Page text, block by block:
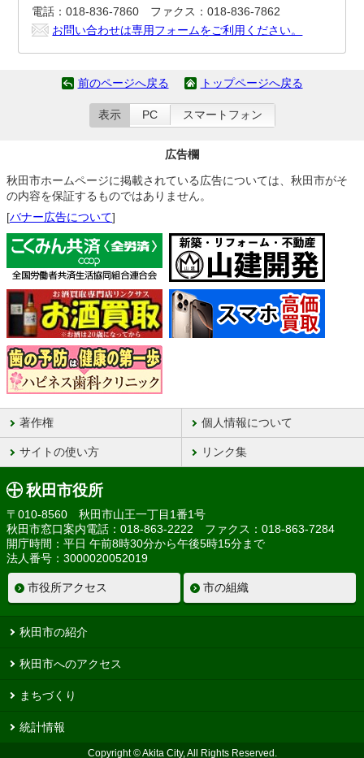
電話：018-836-7860 ファクス：018-836-7862
お問い合わせは専用フォームをご利用ください。
前のページへ戻る トップページへ戻る
表示 PC スマートフォン
広告欄
秋田市ホームページに掲載されている広告については、秋田市がそ
の内容を保証するものではありません。
[バナー広告について]
著作権 個人情報について
サイトの使い方 リンク集
秋田市役所
〒010-8560 秋田市山王一丁目1番1号
秋田市窓口案内電話：018-863-2222 ファクス：018-863-7284
開庁時間：平日 午前8時30分から午後5時15分まで
法人番号：3000020052019
市役所アクセス 市の組織
秋田市の紹介
秋田市へのアクセス
まちづくり
統計情報
Copyright © Akita City, All Rights Reserved.